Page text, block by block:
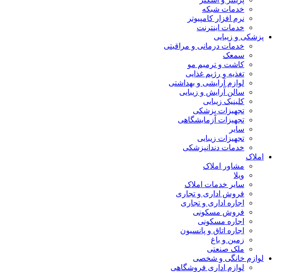
خدمات شبکه
نرم افزار کامپیوتر
خدمات اینترنت
پزشکی و زیبایی
خدمات درمانی و مراقبتی
سمعک
کاشت و ترمیم مو
تغذیه و رژیم غذایی
لوازم آرایشی و بهداشتی
سالن آرایش و زیبایی
کلینیک زیبایی
تجهیزات پزشکی
تجهیزات آزمایشگاهی
سایر
تجهیزات زیبایی
خدمات دندانپزشکی
املاک
مشاور املاک
ویلا
سایر خدمات املاک
فروش اداری و تجاری
اجاره اداری و تجاری
فروش مسکونی
اجاره مسکونی
اجاره اتاق و پانسیون
زمین و باغ
ملک صنعتی
لوازم خانگی و شخصی
لوازم اداری فروشگاهی